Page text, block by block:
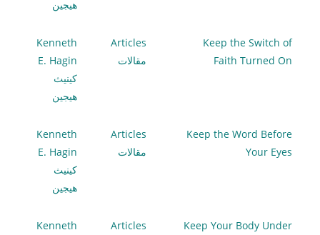
هيجين
Keep the Switch of
Faith Turned On
Articles
مقالات
Kenneth
E. Hagin
كينيث
هيجين
Keep the Word Before
Your Eyes
Articles
مقالات
Kenneth
E. Hagin
كينيث
هيجين
Keep Your Body Under
Articles
Kenneth